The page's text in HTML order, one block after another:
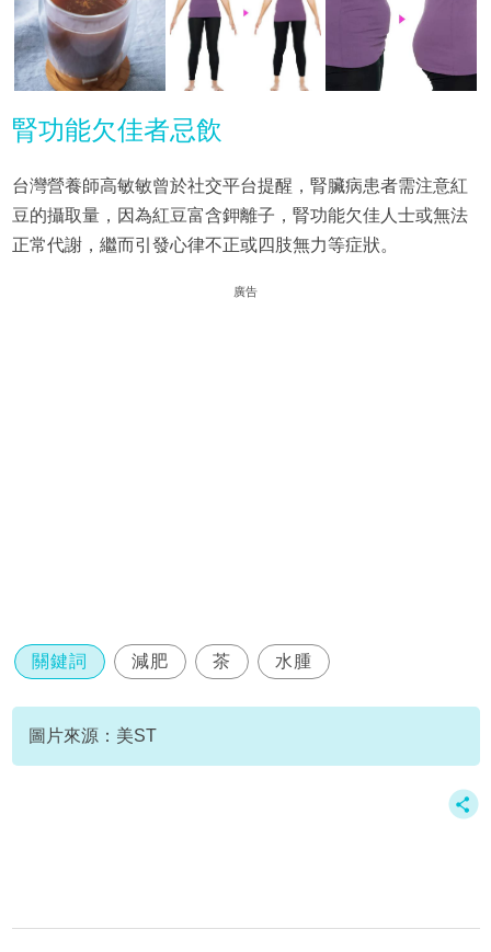
腎功能欠佳者忌飲
台灣營養師高敏敏曾於社交平台提醒，腎臟病患者需注意紅
豆的攝取量，因為紅豆富含鉀離子，腎功能欠佳人士或無法
正常代謝，繼而引發心律不正或四肢無力等症狀。
廣告
關鍵詞 減肥 茶 水腫
圖片來源：美ST